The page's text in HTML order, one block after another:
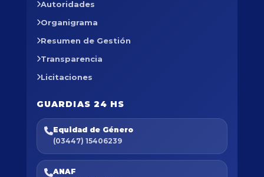
Autoridades
Organigrama
Resumen de Gestión
Transparencia
Licitaciones
GUARDIAS 24 HS
Equidad de Género
(03447) 15406239
ANAF